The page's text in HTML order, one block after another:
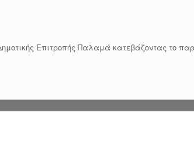
Επιτροπής Παλαμά κατεβάζοντας το